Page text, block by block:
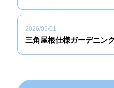
2026/05/01
三角屋根仕様ガーデニ